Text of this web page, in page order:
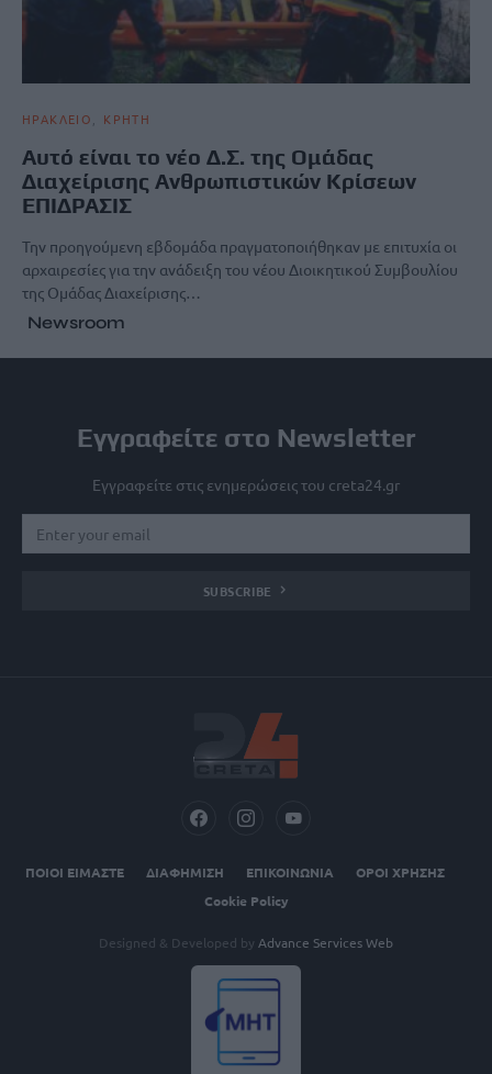
ΗΡΑΚΛΕΙΟ ΚΡΗΤΗ
Αυτό είναι το νέο Δ.Σ. της Ομάδας
Διαχείρισης Ανθρωπιστικών Κρίσεων
ΕΠΙΔΡΑΣΙΣ
Την προηγούμενη εβδομάδα πραγματοποιήθηκαν με επιτυχία οι
αρχαιρεσίες για την ανάδειξη του νέου Διοικητικού Συμβουλίου
της Ομάδας Διαχείρισης…
Newsroom
Εγγραφείτε στο Newsletter
Εγγραφείτε στις ενημερώσεις του creta24.gr
SUBSCRIBE
ΠΟΙΟΙ ΕΙΜΑΣΤΕ ΔΙΑΦΗΜΙΣΗ ΕΠΙΚΟΙΝΩΝΙΑ
ΟΡΟΙ ΧΡΗΣΗΣ
Cookie Policy
Designed & Developed by Advance Services Web